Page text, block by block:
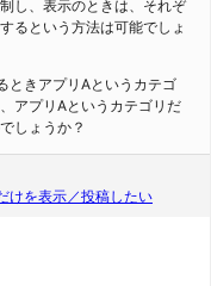
し、表示のときは、それぞ
るという方法は可能でしょ
ときアプリAというカテゴ
アプリAというカテゴリだ
しょうか？
けを表示／投稿したい